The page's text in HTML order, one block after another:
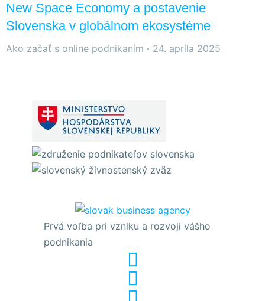
New Space Economy a postavenie
Slovenska v globálnom ekosystéme
Ako začať s online podnikaním 24. apríla 2025
Prvá voľba pri vzniku a rozvoji vášho
podnikania